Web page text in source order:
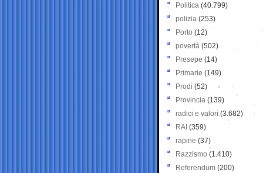
Politica (40.799)
polizia (253)
Porto (12)
povertà (502)
Presepe (14)
Primarie (149)
Prodi (52)
Provincia (139)
radici e valori (3.682)
RAI (359)
rapine (37)
Razzismo (1.410)
Referendum (200)